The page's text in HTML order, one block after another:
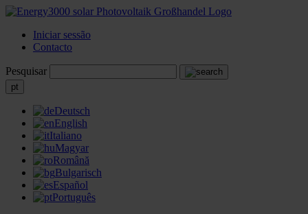
Iniciar sessão
Contacto
Pesquisar
pt
Deutsch
English
Italiano
Magyar
Română
Bulgarisch
Español
Português